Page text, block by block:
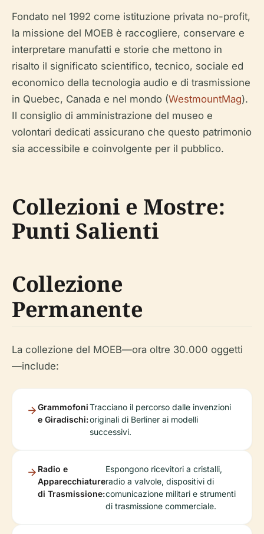
Fondato nel 1992 come istituzione privata no-profit,
la missione del MOEB è raccogliere, conservare e
interpretare manufatti e storie che mettono in
risalto il significato scientifico, tecnico, sociale ed
economico della tecnologia audio e di trasmissione
in Quebec, Canada e nel mondo (WestmountMag).
Il consiglio di amministrazione del museo e
volontari dedicati assicurano che questo patrimonio
sia accessibile e coinvolgente per il pubblico.
Collezioni e Mostre:
Punti Salienti
Collezione
Permanente
La collezione del MOEB—ora oltre 30.000 oggetti
—include:
Grammofoni
e Giradischi:
Tracciano il percorso dalle invenzioni
originali di Berliner ai modelli
successivi.
Radio e
Apparecchiature
di Trasmissione:
Espongono ricevitori a cristalli,
radio a valvole, dispositivi di
comunicazione militari e strumenti
di trasmissione commerciale.